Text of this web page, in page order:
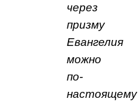
через
призму
Евангелия
можно
по-
настоящему